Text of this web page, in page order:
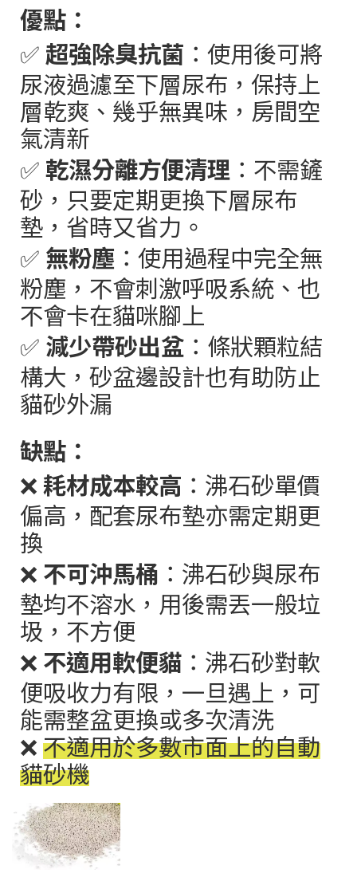
優點：
✅ 超強除臭抗菌 ：使用後可將
尿液過濾至下層尿布，保持上
層乾爽、幾乎無異味，房間空
氣清新
✅乾濕分離⽅便清理 ：不需鏟
砂，只要定期更換下層尿布
墊，省時又省力。
✅ 無粉塵 ：使用過程中完全無
粉塵，不會刺激呼吸系統、也
不會卡在貓咪腳上
✅ 減少帶砂出盆 ：條狀顆粒結
構大，砂盆邊設計也有助防止
貓砂外漏
缺點：
❌耗材成本較高 ：沸石砂單價
偏高，配套尿布墊亦需定期更
換
❌ 不可沖馬桶 ：沸石砂與尿布
墊均不溶水，用後需丟一般垃
圾，不方便
❌ 不適用軟便貓 ：沸石砂對軟
便吸收力有限，一旦遇上，可
能需整盆更換或多次清洗
❌不適用於多數市面上的自動
貓砂機